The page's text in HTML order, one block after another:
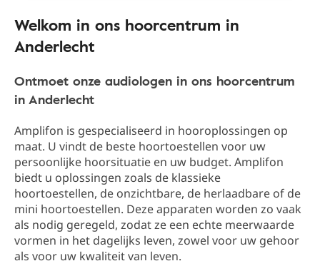
Welkom in ons hoorcentrum in
Anderlecht
Ontmoet onze audiologen in ons hoorcentrum
in Anderlecht
Amplifon is gespecialiseerd in hooroplossingen op
maat. U vindt de beste hoortoestellen voor uw
persoonlijke hoorsituatie en uw budget. Amplifon
biedt u oplossingen zoals de klassieke
hoortoestellen, de onzichtbare, de herlaadbare of de
mini hoortoestellen. Deze apparaten worden zo vaak
als nodig geregeld, zodat ze een echte meerwaarde
vormen in het dagelijks leven, zowel voor uw gehoor
als voor uw kwaliteit van leven.